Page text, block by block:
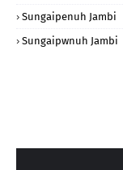
Sungaipenuh Jambi
Sungaipwnuh Jambi